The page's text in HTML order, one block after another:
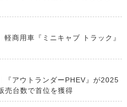
軽商用車『ミニキャブ トラック』
『アウトランダーPHEV』が2025
売台数で首位を獲得